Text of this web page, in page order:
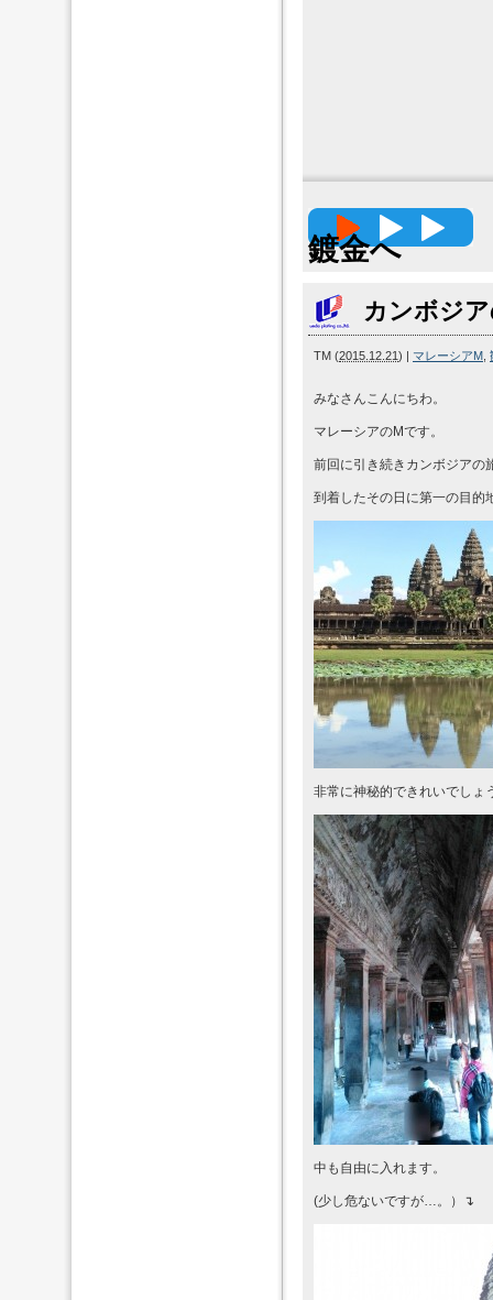
高精度
鍍金へ
カンボジ
TM (2015.12.21) | マレーシアM
みなさんこんにちわ。
マレーシアのMです。
前回に引き続きカンボジアの
到着したその日に第一の目的
非常に神秘的できれいでしょ
中も自由に入れます。
(少し危ないですが…。）↴